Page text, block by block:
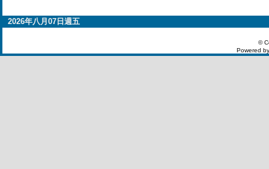
2026年八月07日週五
©
Powered